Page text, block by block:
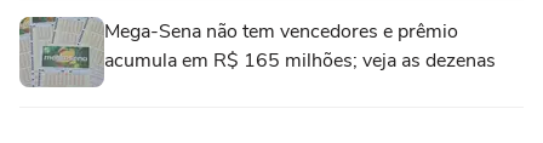
Mega-Sena não tem vencedores e prêmio
acumula em R$ 165 milhões; veja as dezenas